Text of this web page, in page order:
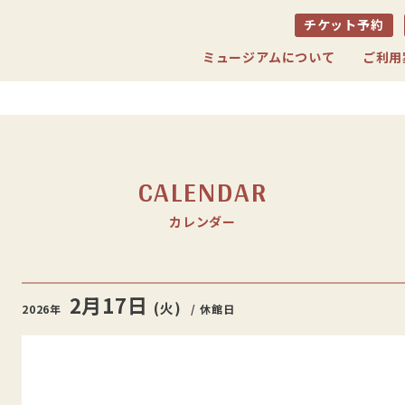
チケット予約
ミュージアムについて
ご利
CALENDAR
カレンダー
2026年 2月17日 (火) / 休館日